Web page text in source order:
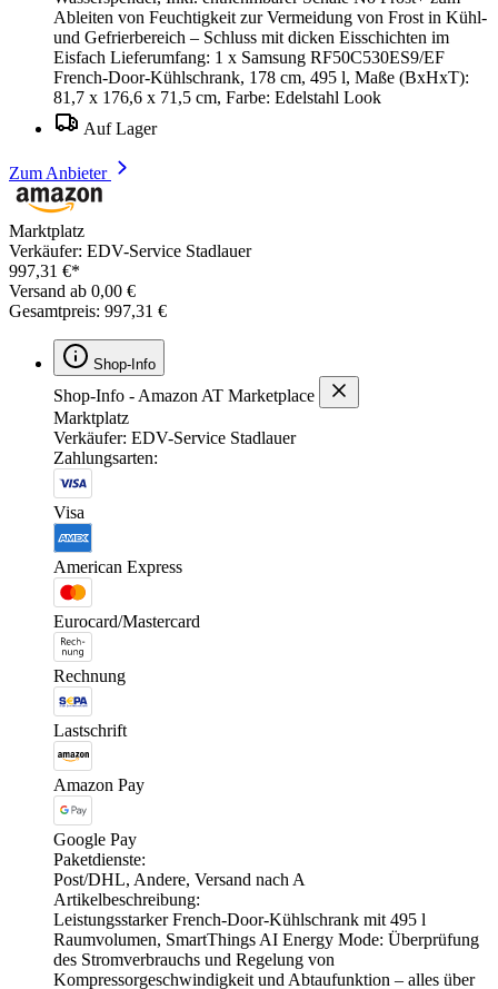
Ableiten von Feuchtigkeit zur Vermeidung von Frost in Kühl-
und Gefrierbereich – Schluss mit dicken Eisschichten im
Eisfach Lieferumfang: 1 x Samsung RF50C530ES9/EF
French-Door-Kühlschrank, 178 cm, 495 l, Maße (BxHxT):
81,7 x 176,6 x 71,5 cm, Farbe: Edelstahl Look
Auf Lager
Zum Anbieter
Marktplatz
Verkäufer: EDV-Service Stadlauer
997,31 €*
Versand ab 0,00 €
Gesamtpreis: 997,31 €
Shop-Info
Shop-Info - Amazon AT Marketplace
Marktplatz
Verkäufer: EDV-Service Stadlauer
Zahlungsarten:
Visa
American Express
Eurocard/Mastercard
Rechnung
Lastschrift
Amazon Pay
Google Pay
Paketdienste:
Post/DHL, Andere, Versand nach A
Artikelbeschreibung:
Leistungsstarker French-Door-Kühlschrank mit 495 l
Raumvolumen, SmartThings AI Energy Mode: Überprüfung
des Stromverbrauchs und Regelung von
Kompressorgeschwindigkeit und Abtaufunktion – alles über